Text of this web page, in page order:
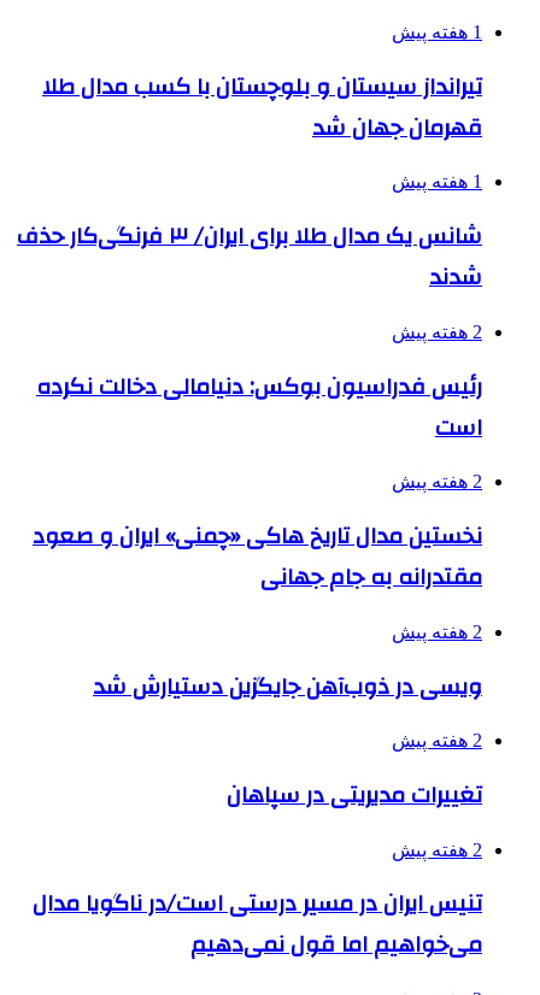
1 هفته پیش
تیرانداز سیستان و بلوچستان با کسب مدال طلا
قهرمان جهان شد
1 هفته پیش
شانس یک مدال طلا برای ایران/ ۳ فرنگی‌کار حذف
شدند
2 هفته پیش
رئیس فدراسیون بوکس: دنیامالی دخالت نکرده
است
2 هفته پیش
نخستین مدال تاریخ هاکی «چمنی» ایران و صعود
مقتدرانه به جام جهانی
2 هفته پیش
ویسی در ذوب‌آهن جایگزین دستیارش شد
2 هفته پیش
تغییرات مدیریتی در سپاهان
2 هفته پیش
تنیس ایران در مسیر درستی است/در ناگویا مدال
می‌خواهیم اما قول نمی‌دهیم